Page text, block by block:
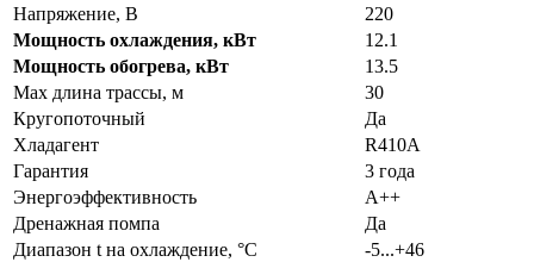
Напряжение, В
220
Мощность охлаждения, кВт
12.1
Мощность обогрева, кВт
13.5
Max длина трассы, м
30
Кругопоточный
Да
Хладагент
R410A
Гарантия
3 года
Энергоэффективность
A++
Дренажная помпа
Да
Диапазон t на охлаждение, °С
-5...+46